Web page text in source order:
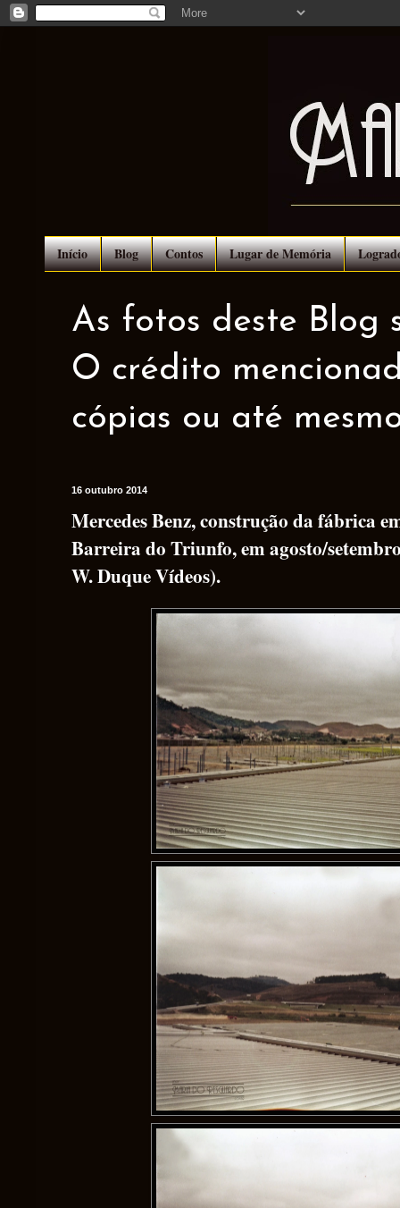
Início Blog Contos Lugar de Memória
As fotos deste Blog
O crédito
cópias ou até
16 outubro 2014
Mercedes Benz, construção da fábrica
Barreira do Triunfo, em agosto/
W. Duque Vídeos).